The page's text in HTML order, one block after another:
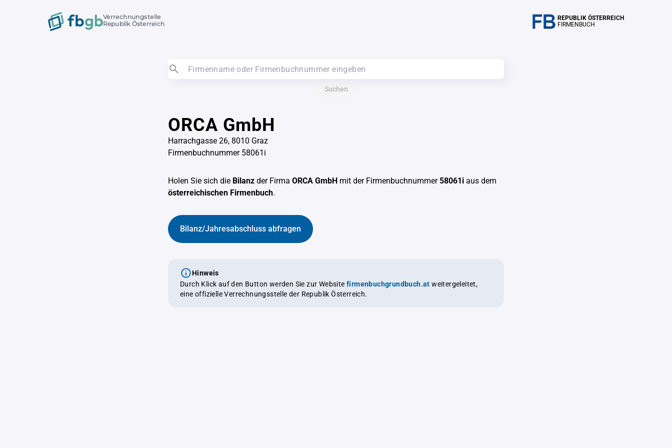
Verrechnungstelle
Republik Österreich
REPUBLIK ÖSTERREICH
FIRMENBUCH
Suchen
ORCA GmbH
Harrachgasse 26, 8010 Graz
Firmenbuchnummer 58061i
Holen Sie sich die Bilanz der Firma ORCA GmbH mit der Firmenbuchnummer58061i aus dem
österreichischen Firmenbuch.
Bilanz/Jahresabschluss abfragen
Hinweis
Durch Klick auf den Button werden Sie zur Website firmenbuchgrundbuch.at weitergeleitet,
eine offizielle Verrechnungsstelle der Republik Österreich.